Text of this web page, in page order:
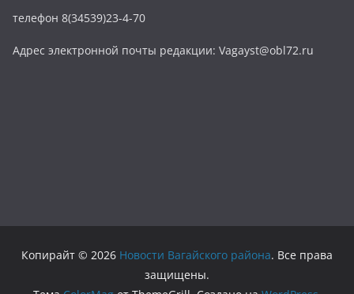
телефон 8(34539)23-4-70
Адрес электронной почты редакции: Vagayst@obl72.ru
Копирайт © 2026 Новости Вагайского района. Все права
защищены.